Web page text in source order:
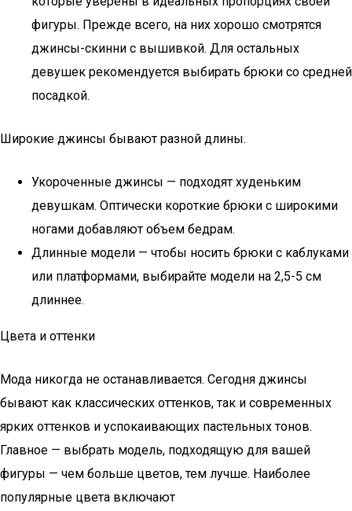
фигуры. Прежде всего, на них хорошо смотрятся
джинсы-скинни с вышивкой. Для остальных
девушек рекомендуется выбирать брюки со средней
посадкой.
Широкие джинсы бывают разной длины.
Укороченные джинсы — подходят худеньким
девушкам. Оптически короткие брюки с широкими
ногами добавляют объем бедрам.
Длинные модели — чтобы носить брюки с каблуками
или платформами, выбирайте модели на 2,5-5 см
длиннее.
Цвета и оттенки
Мода никогда не останавливается. Сегодня джинсы
бывают как классических оттенков, так и современных
ярких оттенков и успокаивающих пастельных тонов.
Главное — выбрать модель, подходящую для вашей
фигуры — чем больше цветов, тем лучше. Наиболее
популярные цвета включают